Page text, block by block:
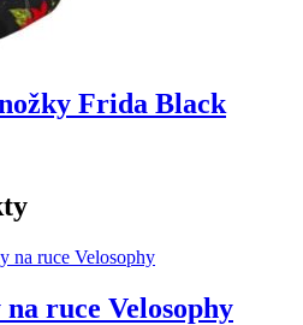
Frida Black
ruce Velosophy